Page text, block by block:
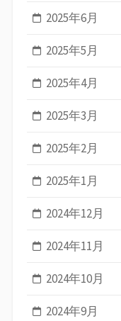
2025年6月
2025年5月
2025年4月
2025年3月
2025年2月
2025年1月
2024年12月
2024年11月
2024年10月
2024年9月